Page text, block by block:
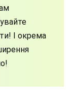
І окрема